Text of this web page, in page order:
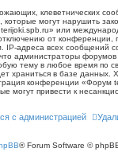
клеветнических
могут нарушить
или
от конференции,
IP-адреса всех сообщений
администраторы
тему в любое время по
храниться в базе данных.
конференции «Форум
могут привести к
с администрацией
® Forum Software ©